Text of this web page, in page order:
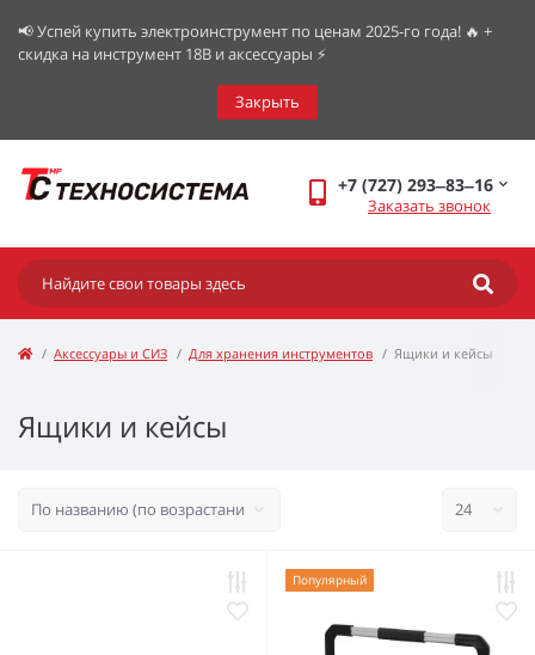
📢 Успей купить электроинструмент по ценам 2025-го года! 🔥 +
скидка на инструмент 18В и аксессуары ⚡️
Закрыть
+7 (727) 293‒83‒16
Заказать звонок
Аксессуары и СИЗ Для хранения инструментов Ящики и кейсы
Ящики и кейсы
Популярный